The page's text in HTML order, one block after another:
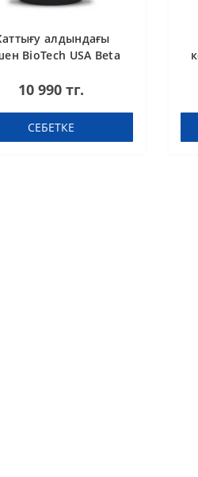
алдындағы
BioTech USA Beta
10 990 тг.
СЕБЕТКЕ